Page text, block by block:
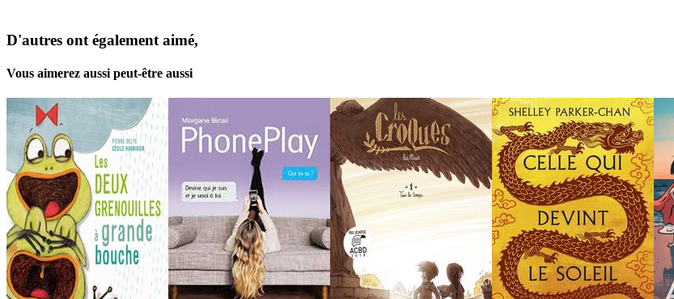
D'autres ont également aimé,
Vous aimerez aussi peut-être aussi